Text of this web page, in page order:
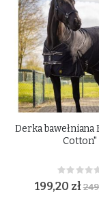
Derka bawełniana
Cotton"
0%
199,20 zł